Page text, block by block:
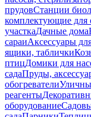
прудовСтанции
комплектующие для
участкаДачные дома
сараиАксессуары
ящики, таблички
птицДомики для
садаПруды,
обогреватели
реагенты
оборудование